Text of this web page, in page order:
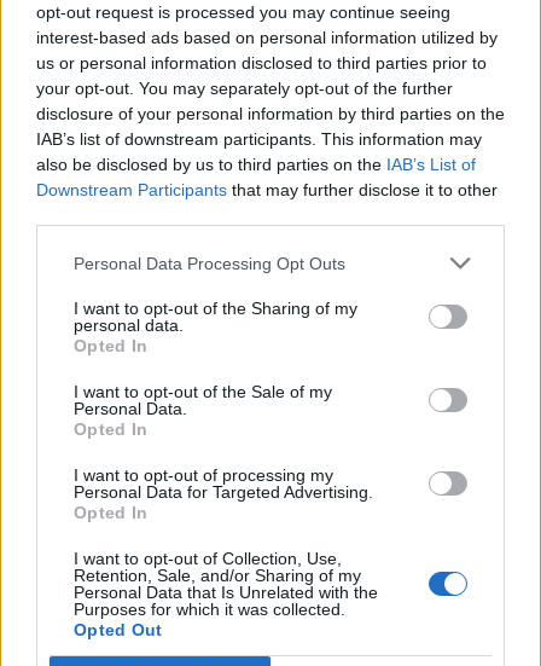
opt-out request is processed you may continue seeing
interest-based ads based on personal information utilized by
us or personal information disclosed to third parties prior to
your opt-out. You may separately opt-out of the further
disclosure of your personal information by third parties on the
IAB’s list of downstream participants. This information may
also be disclosed by us to third parties on the IAB’s List of
Downstream Participants that may further disclose it to other
Personal Data Processing Opt Outs
I want to opt-out of the Sharing of my
personal data.
Opted In
I want to opt-out of the Sale of my
Personal Data.
Opted In
I want to opt-out of processing my
Personal Data for Targeted Advertising.
Opted In
I want to opt-out of Collection, Use,
Retention, Sale, and/or Sharing of my
Personal Data that Is Unrelated with the
Purposes for which it was collected.
Opted Out
05.08.2026 - 14.41
Συνάντηση Μητσοτάκη με Αγγελούδη: “Το 2030 θα
έχουμε μία καινούργια ΔΕΘ”
05.08.2026 - 14.26